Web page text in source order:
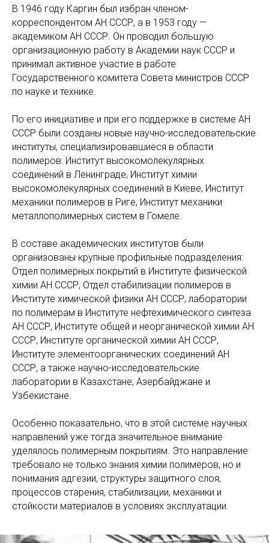
В 1946 году Каргин был избран членом-
корреспондентом АН СССР, а в 1953 году —
академиком АН СССР. Он проводил большую
организационную работу в Академии наук СССР и
принимал активное участие в работе
Государственного комитета Совета министров СССР
по науке и технике.
По его инициативе и при его поддержке в системе АН
СССР были созданы новые научно-исследовательские
институты, специализировавшиеся в области
полимеров: Институт высокомолекулярных
соединений в Ленинграде, Институт химии
высокомолекулярных соединений в Киеве, Институт
механики полимеров в Риге, Институт механики
металлополимерных систем в Гомеле.
В составе академических институтов были
организованы крупные профильные подразделения:
Отдел полимерных покрытий в Институте физической
химии АН СССР, Отдел стабилизации полимеров в
Институте химической физики АН СССР, лаборатории
по полимерам в Институте нефтехимического синтеза
АН СССР, Институте общей и неорганической химии АН
СССР, Институте органической химии АН СССР,
Институте элементоорганических соединений АН
СССР, а также научно-исследовательские
лаборатории в Казахстане, Азербайджане и
Узбекистане.
Особенно показательно, что в этой системе научных
направлений уже тогда значительное внимание
уделялось полимерным покрытиям. Это направление
требовало не только знания химии полимеров, но и
понимания адгезии, структуры защитного слоя,
процессов старения, стабилизации, механики и
стойкости материалов в условиях эксплуатации.